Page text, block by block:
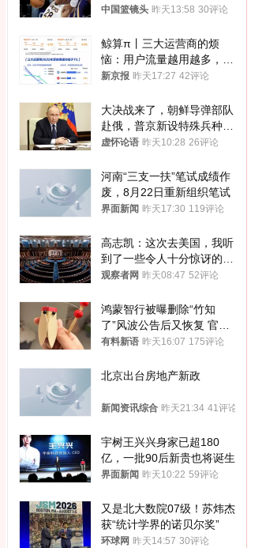
中国篮镜头 昨天13:58 30评论
鲸算π丨三大运营商的烦
恼：用户流量越用越多，收
入却越来越少
新京报 昨天17:27 42评论
大决战来了，朝鲜导弹部队
赴俄，普京新设特殊兵种，
76岁老将扛旗
虚怀论语 昨天10:28 26评论
河南“三支一扶”笔试成绩作
废，8月22日重新组织笔试
界面新闻 昨天17:30 119评论
高志凯：这次去美国，我听
到了一些令人十分惊讶的消
息
观察者网 昨天08:47 52评论
鸿蒙智行被曝删除“竹知
了”风波公告后又恢复 官媒
曾力挺：劝华为要大度的，
有料新语 昨天16:07 175评论
北京出台房地产新政
新闻资讯综合 昨天21:34 41评论
宇树王兴兴身家已超180
亿，一批90后新贵也将诞生
界面新闻 昨天10:22 59评论
又是北大数院07级！苏炜杰
获“统计学界的诺贝尔奖”
环球网 昨天14:57 30评论